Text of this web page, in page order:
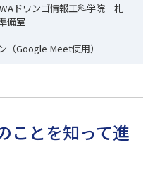
ドワンゴ情報工科学院 札
備室
（Google Meet使用）
ことを知って進